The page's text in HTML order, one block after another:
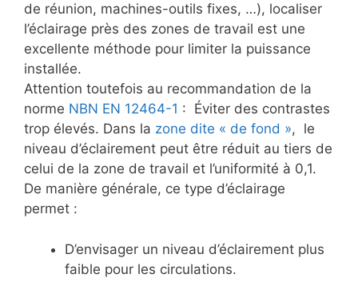
de réunion, machines-outils fixes, …), localiser
l’éclairage près des zones de travail est une
excellente méthode pour limiter la puissance
installée.
Attention toutefois au recommandation de la
norme NBN EN 12464-1 : Éviter des contrastes
trop élevés. Dans la zone dite « de fond », le
niveau d’éclairement peut être réduit au tiers de
celui de la zone de travail et l’uniformité à 0,1.
De manière générale, ce type d’éclairage
permet :
D’envisager un niveau d’éclairement plus
faible pour les circulations.